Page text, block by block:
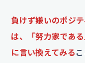
負けず嫌いのポジ
は、「努力家であ
に言い換えてみる